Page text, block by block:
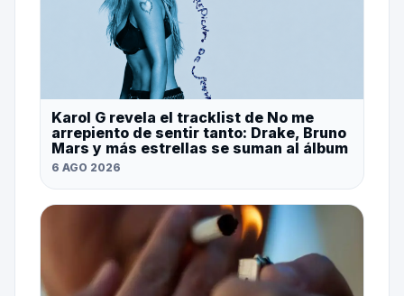
Karol G revela el tracklist de No me
arrepiento de sentir tanto: Drake, Bruno
Mars y más estrellas se suman al álbum
6 AGO 2026